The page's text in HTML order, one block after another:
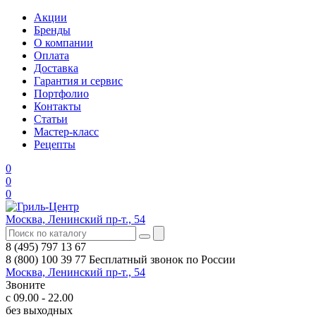
Акции
Бренды
О компании
Оплата
Доставка
Гарантия и сервис
Портфолио
Контакты
Статьи
Мастер-класс
Рецепты
0
0
0
Москва, Ленинский пр-т., 54
8 (495) 797 13 67
8 (800) 100 39 77 Бесплатный звонок по России
Москва, Ленинский пр-т., 54
Звоните
с 09.00 - 22.00
без выходных